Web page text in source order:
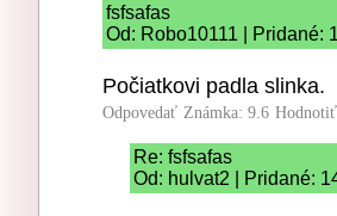
fsfsafas
Od: Robo10111 | Pridané:
Počiatkovi padla slinka.
Odpovedať Známka: 9.6
Re: fsfsafas
Od: hulvat2 | Pridané: